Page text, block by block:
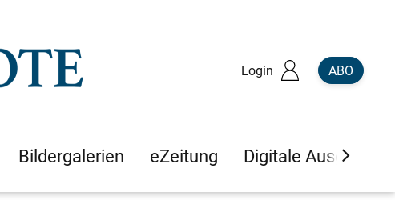
Login ABO
Bildergalerien eZeitung Digitale Ausgaben